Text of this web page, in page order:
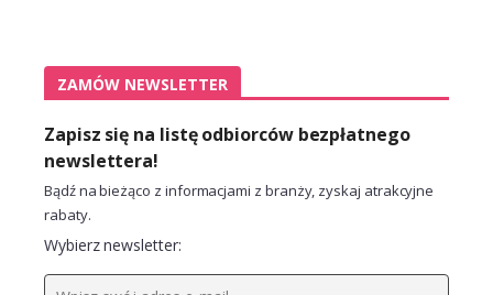
ZAMÓW NEWSLETTER
Zapisz się na listę odbiorców bezpłatnego
newslettera!
Bądź na bieżąco z informacjami z branży, zyskaj atrakcyjne
rabaty.
Wybierz newsletter: